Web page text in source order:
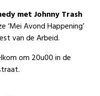
met Johnny Trash
‘Mei Avond Happening’
van de Arbeid.
om 20u00 in de